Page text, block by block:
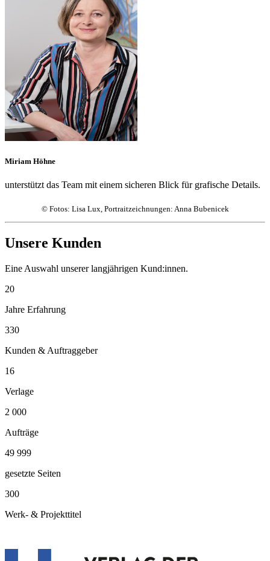
Miriam Höhne
unterstützt das Team mit einem sicheren Blick für grafische Details.
© Fotos: Lisa Lux, Portraitzeichnungen: Anna Bubenicek
Unsere Kunden
Eine Auswahl unserer langjährigen Kund:innen.
20
Jahre Erfahrung
330
Kunden & Auftraggeber
16
Verlage
2 000
Aufträge
50 000
gesetzte Seiten
300
Werk- & Projekttitel